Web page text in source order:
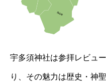
宇多須神社は参拝レビュ
り、その魅力は歴史・神